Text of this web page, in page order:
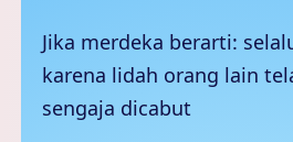
Jika merdeka berarti:
karena lidah orang lain
sengaja dicabut